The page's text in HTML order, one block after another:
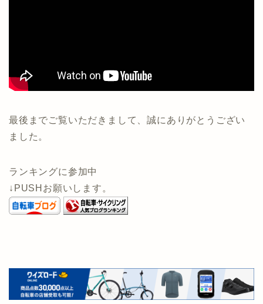
最後までご覧いただきまして、誠にありがとうござい
ました。
ランキングに参加中
↓PUSHお願いします。